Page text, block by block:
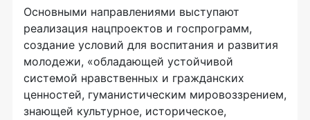
Основными направлениями выступают
реализация нацпроектов и госпрограмм,
создание условий для воспитания и развития
молодежи, «обладающей устойчивой
системой нравственных и гражданских
ценностей, гуманистическим мировоззрением,
знающей культурное, историческое,